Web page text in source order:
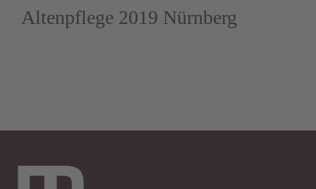
Altenpflege 2019 Nürnberg